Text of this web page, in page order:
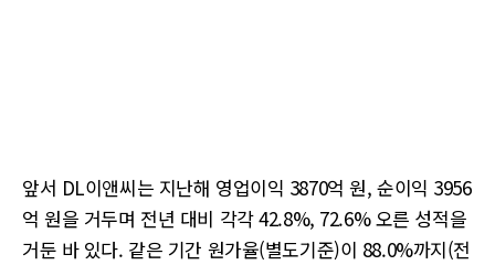
앞서 DL이앤씨는 지난해 영업이익 3870억 원, 순이익 3956
억 원을 거두며 전년 대비 각각 42.8%, 72.6% 오른 성적을
거둔 바 있다. 같은 기간 원가율(별도기준)이 88.0%까지(전